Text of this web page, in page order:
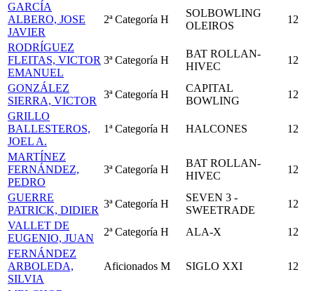
GARCÍA
ALBERO, JOSE
JAVIER
2ª Categoría H
SOLBOWLING
OLEIROS
12
RODRÍGUEZ
FLEITAS, VICTOR
EMANUEL
3ª Categoría H
BAT ROLLAN-
HIVEC
12
GONZÁLEZ
SIERRA, VICTOR
3ª Categoría H
CAPITAL
BOWLING
12
GRILLO
BALLESTEROS,
JOEL A.
1ª Categoría H HALCONES 12
MARTÍNEZ
FERNÁNDEZ,
PEDRO
3ª Categoría H
BAT ROLLAN-
HIVEC
12
GUERRE
PATRICK, DIDIER
3ª Categoría H
SEVEN 3 -
SWEETRADE
12
VALLET DE
EUGENIO, JUAN
2ª Categoría H ALA-X
12
FERNÁNDEZ
ARBOLEDA,
SILVIA
Aficionados M SIGLO XXI 12